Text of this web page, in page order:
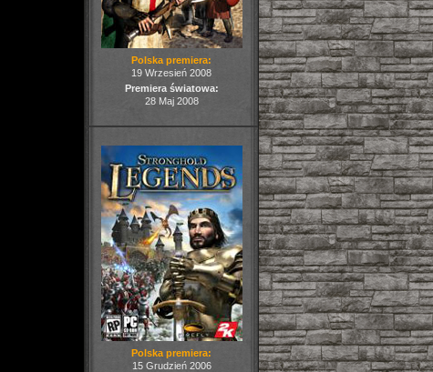
Polska premiera:
19 Wrzesień 2008
Premiera światowa:
28 Maj 2008
Polska premiera:
15 Grudzień 2006